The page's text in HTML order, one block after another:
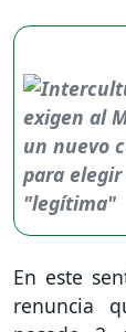
En este
renuncia